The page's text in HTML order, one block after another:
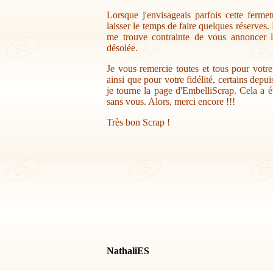
Lorsque j'envisageais parfois cette
laisser le temps de faire quelques
me trouve contrainte de vous annoncer
désolée.
Je vous remercie toutes et tous pour
ainsi que pour votre fidélité, certains
je tourne la page d'EmbelliScrap. Cela a
sans vous. Alors, merci encore !!!
Très bon Scrap !
NathaliES